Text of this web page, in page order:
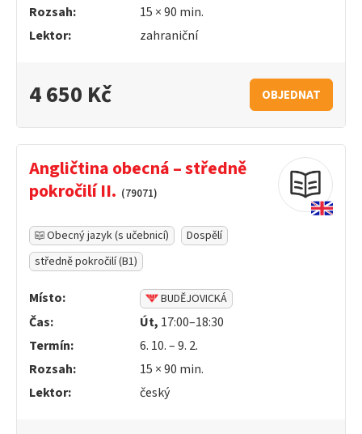
Rozsah:
15 ×90 min.
Lektor:
zahraniční
4 650 Kč OBJEDNAT
Angličtina obecná – středně
pokročilí II. (79071)
Obecný jazyk (s učebnicí)
Dospělí
středně pokročilí (B1)
Místo: BUDĚJOVICKÁ
Čas: Út, 17:00–18:30
Termín:
6. 10. – 9. 2.
Rozsah:
15 ×90 min.
Lektor:
český